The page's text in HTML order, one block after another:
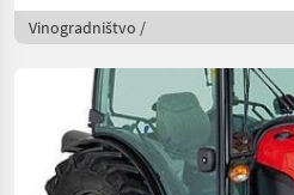
Vinogradništvo /